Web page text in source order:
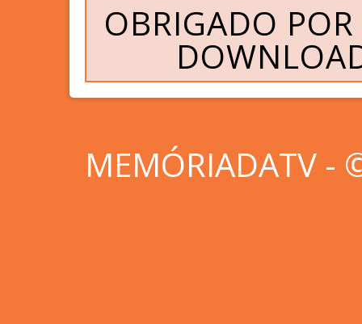
OBRIGADO
MEMÓRIADATV